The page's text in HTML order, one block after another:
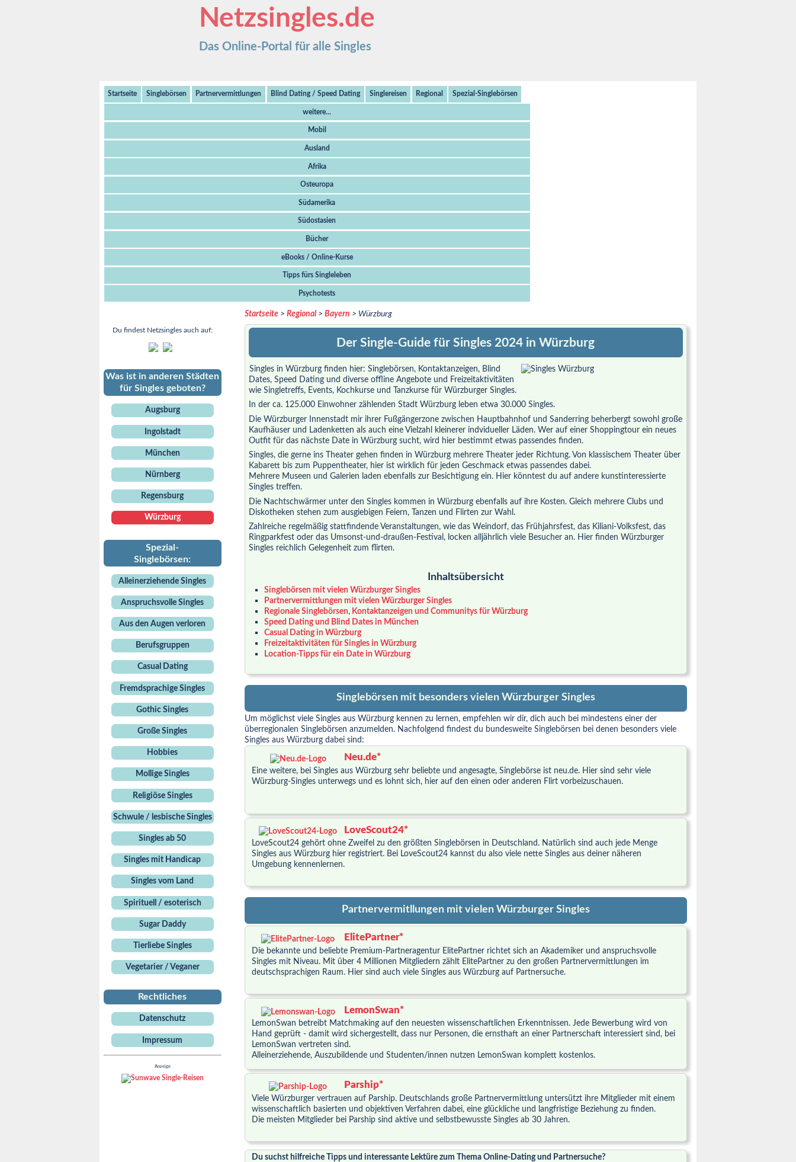
Netzsingles.de
Das Online-Portal für alle Singles
Startseite Singlebörsen Partnervermittlungen Blind Dating / Speed Dating Singlereisen Regional Spezial-Singlebörsen
weitere...
Mobil
Ausland
Afrika
Osteuropa
Südamerika
Südostasien
Bücher
eBooks / Online-Kurse
Tipps fürs Singleleben
Psychotests
Startseite >Regional>Bayern > Würzburg
Der Single-Guide für Singles 2024 in Würzburg
Singles in Würzburg finden hier: Singlebörsen, Kontaktanzeigen, Blind
Dates, Speed Dating und diverse offline Angebote und Freizeitaktivitäten
wie Singletreffs, Events, Kochkurse und Tanzkurse für Würzburger Singles.
In der ca. 125.000 Einwohner zählenden Stadt Würzburg leben etwa 30.000 Singles.
Die Würzburger Innenstadt mir ihrer Fußgängerzone zwischen Hauptbahnhof und Sanderring beherbergt sowohl große
Kaufhäuser und Ladenketten als auch eine Vielzahl kleinerer indvidueller Läden. Wer auf einer Shoppingtour ein neues
Outfit für das nächste Date in Würzburg sucht, wird hier bestimmt etwas passendes finden.
Singles, die gerne ins Theater gehen finden in Würzburg mehrere Theater jeder Richtung. Von klassischem Theater über
Kabarett bis zum Puppentheater, hier ist wirklich für jeden Geschmack etwas passendes dabei.
Mehrere Museen und Galerien laden ebenfalls zur Besichtigung ein. Hier könntest du auf andere kunstinteressierte
Singles treffen.
Die Nachtschwärmer unter den Singles kommen in Würzburg ebenfalls auf ihre Kosten. Gleich mehrere Clubs und
Diskotheken stehen zum ausgiebigen Feiern, Tanzen und Flirten zur Wahl.
Zahlreiche regelmäßig stattfindende Veranstaltungen, wie das Weindorf, das Frühjahrsfest, das Kiliani-Volksfest, das
Ringparkfest oder das Umsonst-und-draußen-Festival, locken alljährlich viele Besucher an. Hier finden Würzburger
Singles reichlich Gelegenheit zum flirten.
Inhaltsübersicht
Singlebörsen mit vielen Würzburger Singles
Partnervermittlungen mit vielen Würzburger Singles
Regionale Singlebörsen, Kontaktanzeigen und Communitys für Würzburg
Speed Dating und Blind Dates in München
Casual Dating in Würzburg
Freizeitaktivitäten für Singles in Würzburg
Location-Tipps für ein Date in Würzburg
Singlebörsen mit besonders vielen Würzburger Singles
Um möglichst viele Singles aus Würzburg kennen zu lernen, empfehlen wir dir, dich auch bei mindestens einer der
überregionalen Singlebörsen anzumelden. Nachfolgend findest du bundesweite Singlebörsen bei denen besonders viele
Singles aus Würzburg dabei sind:
Neu.de*
Eine weitere, bei Singles aus Würzburg sehr beliebte und angesagte, Singlebörse ist neu.de. Hier sind sehr viele
Würzburg-Singles unterwegs und es lohnt sich, hier auf den einen oder anderen Flirt vorbeizuschauen.
LoveScout24*
LoveScout24 gehört ohne Zweifel zu den größten Singlebörsen in Deutschland. Natürlich sind auch jede Menge
Singles aus Würzburg hier registriert. Bei LoveScout24 kannst du also viele nette Singles aus deiner näheren
Umgebung kennenlernen.
Partnervermitllungen mit vielen Würzburger Singles
ElitePartner*
Die bekannte und beliebte Premium-Partneragentur ElitePartner richtet sich an Akademiker und anspruchsvolle
Singles mit Niveau. Mit über 4 Millionen Mitgliedern zählt ElitePartner zu den großen Partnervermittlungen im
deutschsprachigen Raum. Hier sind auch viele Singles aus Würzburg auf Partnersuche.
LemonSwan*
LemonSwan betreibt Matchmaking auf den neuesten wissenschaftlichen Erkenntnissen. Jede Bewerbung wird von
Hand geprüft - damit wird sichergestellt, dass nur Personen, die ernsthaft an einer Partnerschaft interessiert sind, bei
LemonSwan vertreten sind.
Alleinerziehende, Auszubildende und Studenten/innen nutzen LemonSwan komplett kostenlos.
Parship*
Viele Würzburger vertrauen auf Parship. Deutschlands große Partnervermittlung untersützt ihre Mitglieder mit einem
wissenschaftlich basierten und objektiven Verfahren dabei, eine glückliche und langfristige Beziehung zu finden.
Die meisten Mitglieder bei Parship sind aktive und selbstbewusste Singles ab 30 Jahren.
Du suchst hilfreiche Tipps und interessante Lektüre zum Thema Online-Dating und Partnersuche?
Du findest Netzsingles auch auf:
Was ist in anderen Städten
für Singles geboten?
Augsburg
Ingolstadt
München
Nürnberg
Regensburg
Würzburg
Spezial-
Singlebörsen:
Alleinerziehende Singles
Anspruchsvolle Singles
Aus den Augen verloren
Berufsgruppen
Casual Dating
Fremdsprachige Singles
Gothic Singles
Große Singles
Hobbies
Mollige Singles
Religiöse Singles
Schwule / lesbische Singles
Singles ab 50
Singles mit Handicap
Singles vom Land
Spirituell / esoterisch
Sugar Daddy
Tierliebe Singles
Vegetarier / Veganer
Rechtliches
Datenschutz
Impressum
Anzeige